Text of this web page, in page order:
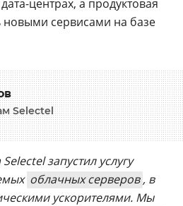
центрах, а продуктовая
сервисами на базе
Selectel
запустил услугу
облачных серверов , в
ускорителями. Мы